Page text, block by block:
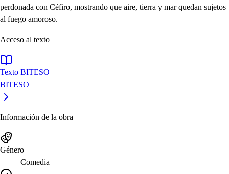
perdonada con Céfiro, mostrando que aire, tierra y mar quedan sujetos
al fuego amoroso.
Acceso al texto
Texto BITESO
BITESO
Información de la obra
Género
Comedia